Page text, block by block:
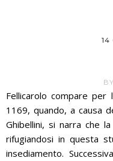
14
BY
Fellicarolo compare
1169, quando, a causa
Ghibellini, si narra che
rifugiandosi in questa
insediamento.